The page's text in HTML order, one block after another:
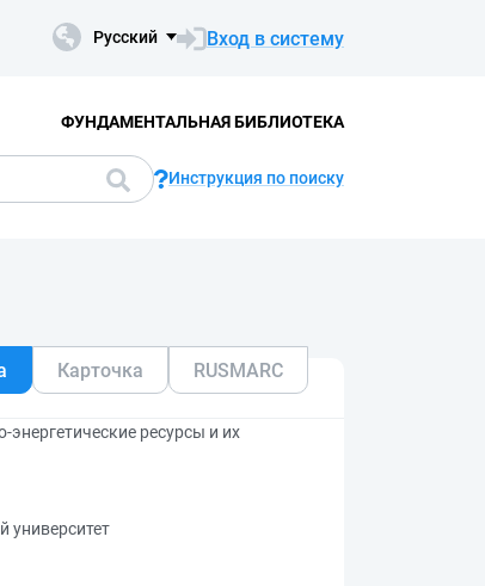
Русский Вход в систему
ФУНДАМЕНТАЛЬНАЯ БИБЛИОТЕКА
Инструкция по поиску
Карточка RUSMARC
ресурсы и их
университет